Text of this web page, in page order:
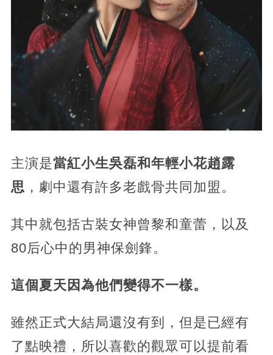
主演是當紅小生吳磊和年輕小花趙露
思 ，劇中還有許多老戲骨共同加盟。
其中就包括古裝女神曾黎和童蕾，以及
80后心中的男神保劍鋒。
這個夏天因為他們變得不一樣。
雖然正式大結局還沒有到，但是已經有
了點映禮，所以喜歡的觀眾可以提前看